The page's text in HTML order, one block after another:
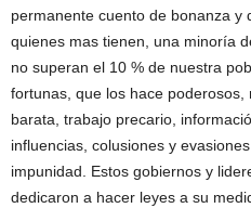
permanente cuento de bonanza y
quienes mas tienen, una minoría
no superan el 10 % de nuestra
fortunas, que los hace
barata, trabajo precario,
influencias, colusiones y
impunidad. Estos gobiernos y
dedicaron a hacer leyes a su